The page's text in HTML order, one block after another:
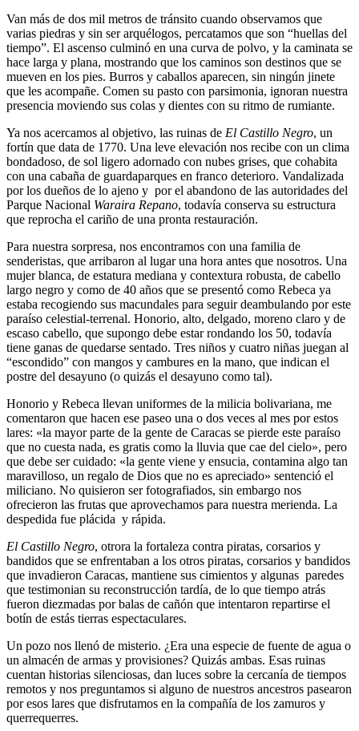
Van más de dos mil metros de tránsito cuando observamos que
varias piedras y sin ser arquélogos, percatamos que son “huellas del
tiempo”. El ascenso culminó en una curva de polvo, y la caminata se
hace larga y plana, mostrando que los caminos son destinos que se
mueven en los pies. Burros y caballos aparecen, sin ningún jinete
que les acompañe. Comen su pasto con parsimonia, ignoran nuestra
presencia moviendo sus colas y dientes con su ritmo de rumiante.
Ya nos acercamos al objetivo, las ruinas de El Castillo Negro, un
fortín que data de 1770. Una leve elevación nos recibe con un clima
bondadoso, de sol ligero adornado con nubes grises, que cohabita
con una cabaña de guardaparques en franco deterioro. Vandalizada
por los dueños de lo ajeno y por el abandono de las autoridades del
Parque Nacional Waraira Repano, todavía conserva su estructura
que reprocha el cariño de una pronta restauración.
Para nuestra sorpresa, nos encontramos con una familia de
senderistas, que arribaron al lugar una hora antes que nosotros. Una
mujer blanca, de estatura mediana y contextura robusta, de cabello
largo negro y como de 40 años que se presentó como Rebeca ya
estaba recogiendo sus macundales para seguir deambulando por este
paraíso celestial-terrenal. Honorio, alto, delgado, moreno claro y de
escaso cabello, que supongo debe estar rondando los 50, todavía
tiene ganas de quedarse sentado. Tres niños y cuatro niñas juegan al
“escondido” con mangos y cambures en la mano, que indican el
postre del desayuno (o quizás el desayuno como tal).
Honorio y Rebeca llevan uniformes de la milicia bolivariana, me
comentaron que hacen ese paseo una o dos veces al mes por estos
lares: «la mayor parte de la gente de Caracas se pierde este paraíso
que no cuesta nada, es gratis como la lluvia que cae del cielo», pero
que debe ser cuidado: «la gente viene y ensucia, contamina algo tan
maravilloso, un regalo de Dios que no es apreciado» sentenció el
miliciano. No quisieron ser fotografiados, sin embargo nos
ofrecieron las frutas que aprovechamos para nuestra merienda. La
despedida fue plácida y rápida.
El Castillo Negro, otrora la fortaleza contra piratas, corsarios y
bandidos que se enfrentaban a los otros piratas, corsarios y bandidos
que invadieron Caracas, mantiene sus cimientos y algunas paredes
que testimonian su reconstrucción tardía, de lo que tiempo atrás
fueron diezmadas por balas de cañón que intentaron repartirse el
botín de estás tierras espectaculares.
Un pozo nos llenó de misterio. ¿Era una especie de fuente de agua o
un almacén de armas y provisiones? Quizás ambas. Esas ruinas
cuentan historias silenciosas, dan luces sobre la cercanía de tiempos
remotos y nos preguntamos si alguno de nuestros ancestros pasearon
por esos lares que disfrutamos en la compañía de los zamuros y
querrequerres.